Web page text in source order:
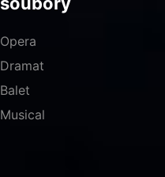
Opera
Dramat
Balet
Musical